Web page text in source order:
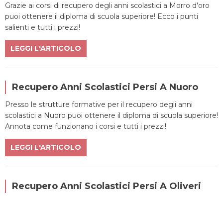
Grazie ai corsi di recupero degli anni scolastici a Morro d'oro
puoi ottenere il diploma di scuola superiore! Ecco i punti
salienti e tutti i prezzi!
LEGGI L'ARTICOLO
Recupero Anni Scolastici Persi A Nuoro
Presso le strutture formative per il recupero degli anni
scolastici a Nuoro puoi ottenere il diploma di scuola superiore!
Annota come funzionano i corsi e tutti i prezzi!
LEGGI L'ARTICOLO
Recupero Anni Scolastici Persi A Oliveri